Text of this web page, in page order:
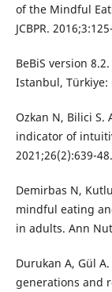
of the Mindful
JCBPR.
BeBiS version
Istanbul, Türkiye:
Ozkan N, Bilici
indicator of
2021;26(2):639-48.
Demirbas N,
mindful eating
in adults. Ann
Durukan A, Gül
generations and